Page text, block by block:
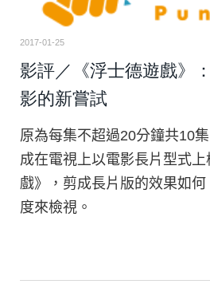
2017-01-25
影評／《浮士德遊戲》
影的新嘗試
原為每集不超過20分鐘共10
成在電視上以電影長片型式
戲》，剪成長片版的效果如
度來檢視。